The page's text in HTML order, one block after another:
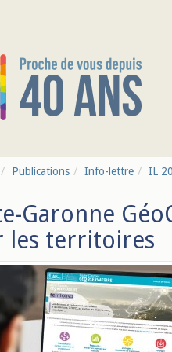
Publications Info-lettre IL
Garonne
les territoires